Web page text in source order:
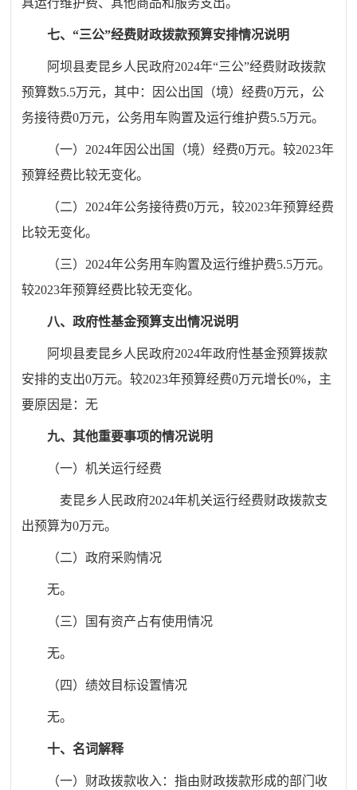
具运行维护费、其他商品和服务支出。
七、“三公”经费财政拨款预算安排情况说明
阿坝县麦昆乡人民政府2024年“三公”经费财政拨款
预算数5.5万元，其中：因公出国（境）经费0万元，公
务接待费0万元，公务用车购置及运行维护费5.5万元。
（一） 2024年因公出国（境）经费0万元。较2023年
预算经费比较无变化。
（二） 2024年公务接待费0万元，较2023年预算经费
比较无变化。
（三） 2024年公务用车购置及运行维护费5.5万元。
较2023年预算经费比较无变化。
八、政府性基金预算支出情况说明
阿坝县麦昆乡人民政府2024年政府性基金预算拨款
安排的支出0万元。较2023年预算经费0万元增长0%，主
要原因是：无
九、其他重要事项的情况说明
（一）机关运行经费
麦昆乡人民政府2024年机关运行经费财政拨款支
出预算为0万元。
（二）政府采购情况
无。
（三）国有资产占有使用情况
无。
（四）绩效目标设置情况
无。
十、名词解释
（一）财政拨款收入：指由财政拨款形成的部门收